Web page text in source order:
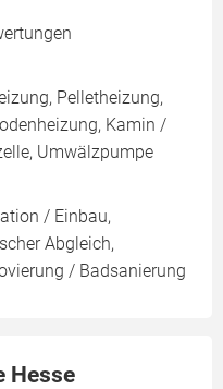
Pelletheizung,
Kamin /
Umwälzpumpe
/ Einbau,
Abgleich,
/ Badsanierung
Hesse